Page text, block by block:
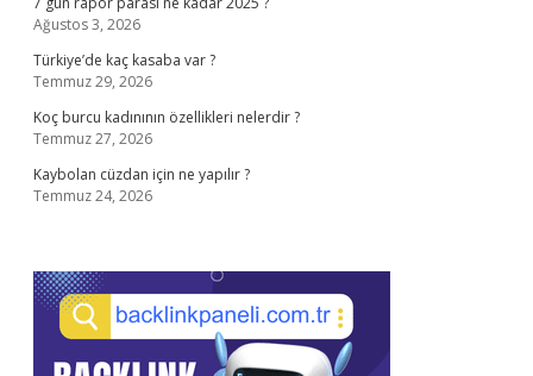
Ağustos 3, 2026
Türkiye’de kaç kasaba var ?
Temmuz 29, 2026
Koç burcu kadınının özellikleri nelerdir ?
Temmuz 27, 2026
Kaybolan cüzdan için ne yapılır ?
Temmuz 24, 2026